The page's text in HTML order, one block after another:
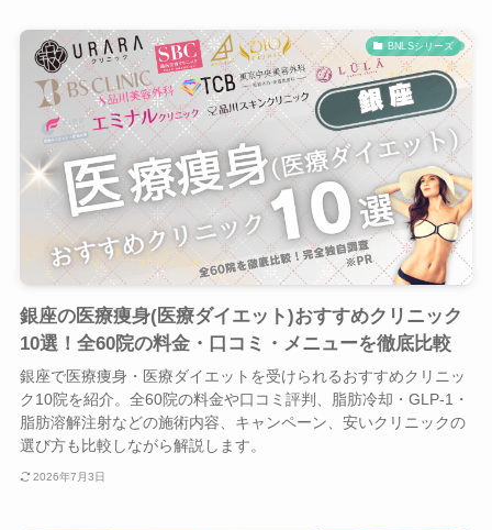
BNLSシリーズ
銀座の医療痩身(医療ダイエット)おすすめクリニック
10選！全60院の料金・口コミ・メニューを徹底比較
銀座で医療痩身・医療ダイエットを受けられるおすすめクリニッ
ク10院を紹介。全60院の料金や口コミ評判、脂肪冷却・GLP-1・
脂肪溶解注射などの施術内容、キャンペーン、安いクリニックの
選び方も比較しながら解説します。
2026年7月3日